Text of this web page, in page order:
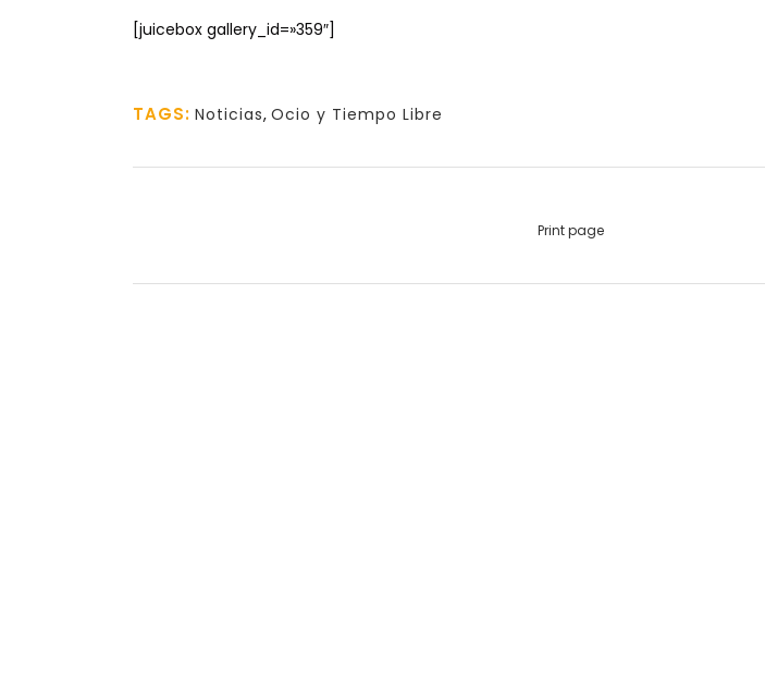
[juicebox gallery_id=»359″]
TAGS: Noticias, Ocio y Tiempo Libre
Print page